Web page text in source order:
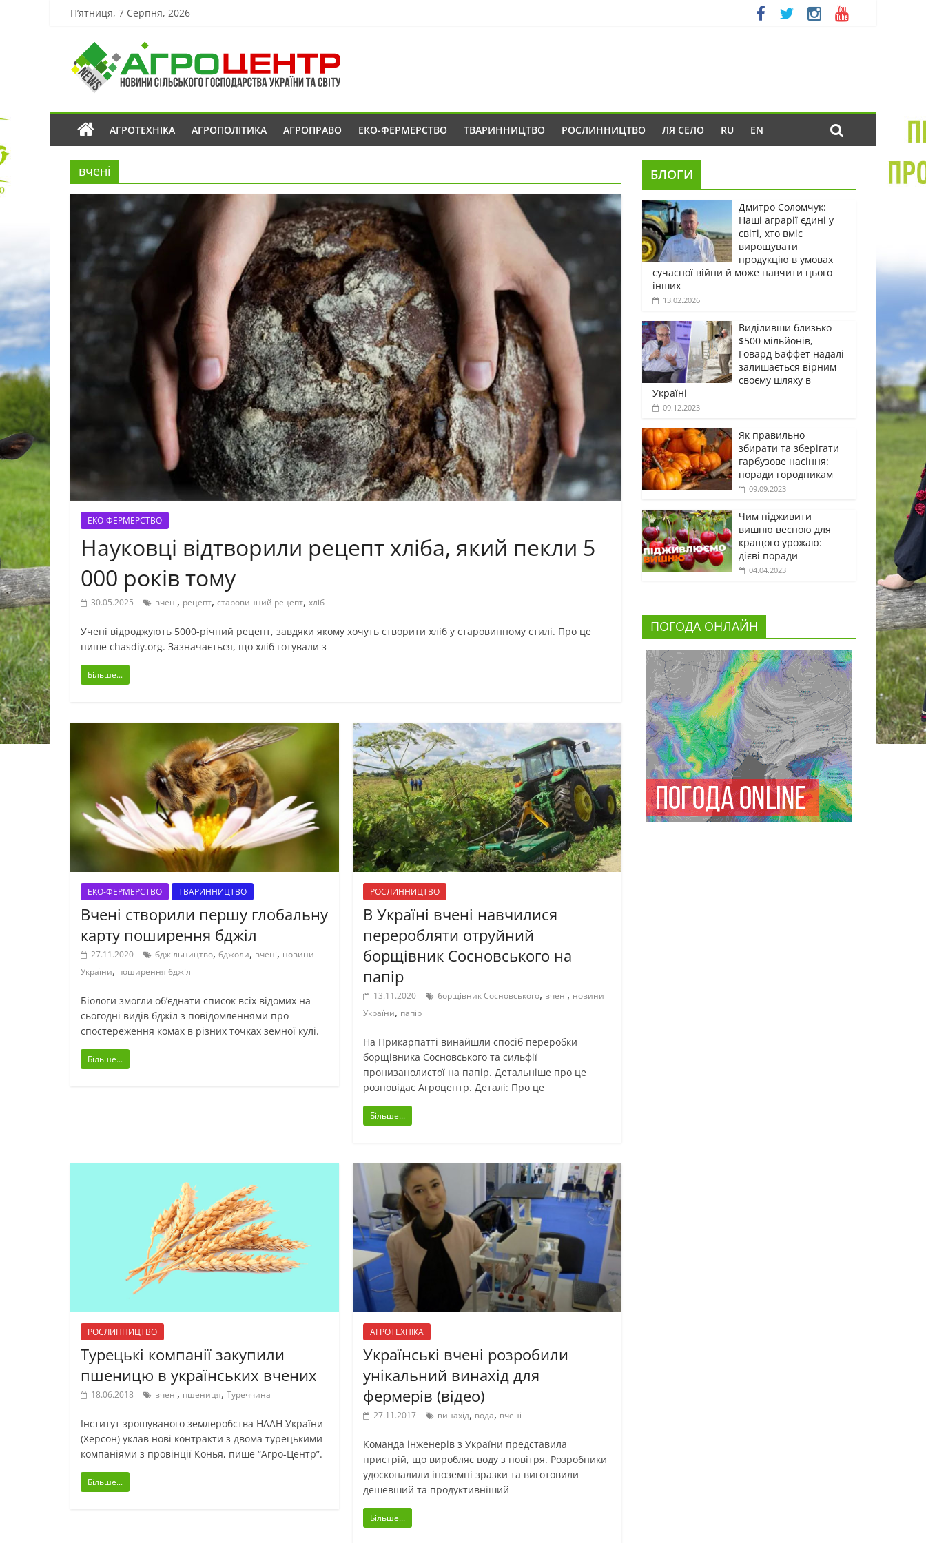
П’ятниця, 7 Серпня, 2026
АГРОТЕХНІКА АГРОПОЛІТИКА АГРОПРАВО ЕКО-ФЕРМЕРСТВО ТВАРИННИЦТВО РОСЛИННИЦТВО ЛЯ СЕЛО RU EN
вчені
ЕКО-ФЕРМЕРСТВО
Науковці відтворили рецепт хліба, який пекли 5
000 років тому
30.05.2025 вчені, рецепт, старовинний рецепт, хліб
Учені відроджують 5000-річний рецепт, завдяки якому хочуть створити хліб у старовинному стилі. Про це
пише chasdiy.org. Зазначається, що хліб готували з
Більше...
ЕКО-ФЕРМЕРСТВО ТВАРИННИЦТВО
Вчені створили першу глобальну
карту поширення бджіл
27.11.2020 бджільництво, бджоли, вчені, новини
України, поширення бджіл
Біологи змогли об’єднати список всіх відомих на
сьогодні видів бджіл з повідомленнями про
спостереження комах в різних точках земної кулі.
Більше...
РОСЛИННИЦТВО
В Україні вчені навчилися
переробляти отруйний
борщівник Сосновського на
папір
13.11.2020 борщівник Сосновського, вчені, новини
України, папір
На Прикарпатті винайшли спосіб переробки
борщівника Сосновського та сильфії
пронизанолистої на папір. Детальніше про це
розповідає Агроцентр. Деталі: Про це
Більше...
РОСЛИННИЦТВО
Турецькі компанії закупили
пшеницю в українських вчених
18.06.2018 вчені, пшениця, Туреччина
Інститут зрошуваного землеробства НААН України
(Херсон) уклав нові контракти з двома турецькими
компаніями з провінції Конья, пише “Агро-Центр”.
Більше...
АГРОТЕХНІКА
Українські вчені розробили
унікальний винахід для
фермерів (відео)
27.11.2017 винахід, вода, вчені
Команда інженерів з України представила
пристрій, що виробляє воду з повітря. Розробники
удосконалили іноземні зразки та виготовили
дешевший та продуктивніший
Більше...
БЛОГИ
Дмитро Соломчук:
Наші аграрії єдині у
світі, хто вміє
вирощувати
продукцію в умовах
сучасної війни й може навчити цього
інших
13.02.2026
Виділивши близько
$500 мільйонів,
Говард Баффет надалі
залишається вірним
своєму шляху в
Україні
09.12.2023
Як правильно
збирати та зберігати
гарбузове насіння:
поради городникам
09.09.2023
Чим підживити
вишню весною для
кращого урожаю:
дієві поради
04.04.2023
ПОГОДА ОНЛАЙН